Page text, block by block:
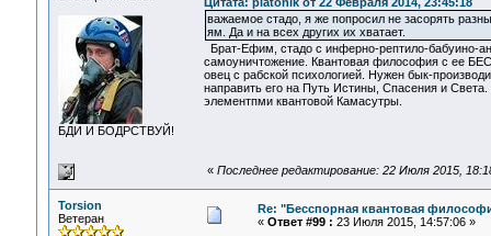
БДИ И БОДРСТВУЙ!
важаемое стадо, я же попросил не засорять
ям. Да и на всех других их хватает.
Брат-Ефим, стадо с инферно-рептило-бабуино-
самоуничтожение. Квантовая философия с ее
овец с рабской психологией. Нужен бык-
направить его на Путь Истины, Спасения и
элементпми квантовой Камасутры.
« Последнее редактирование: 22 Июля 2015,
Torsion
Ветеран
Re: "Бесспорная квантовая
« Ответ #99 : 23 Июля 2015, 14:57:06 »